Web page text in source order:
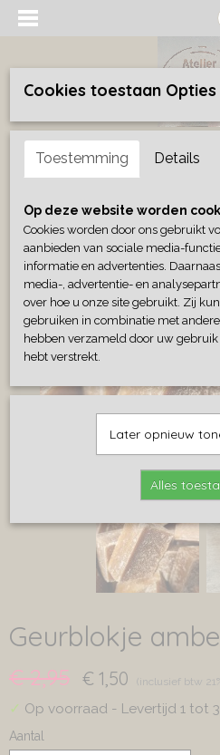
Inloggen Registreren
Home >Wonen>Geurblokjes/
Geurblokje
€ 2,95 € 1,50 (inclusief btw
✓ Op voorraad - Levertijd 1 tot
Aantal
Cookies toestaan Opties
Toestemming Details
Op deze website worden
Cookies worden door ons gebruikt
aanbieden van sociale media-
informatie en advertenties.
media-, advertentie- en
over hoe u onze site gebruikt. Zij
gebruiken in combinatie met
hebben verzameld door uw
hebt verstrekt.
Later opnieuw
Alles